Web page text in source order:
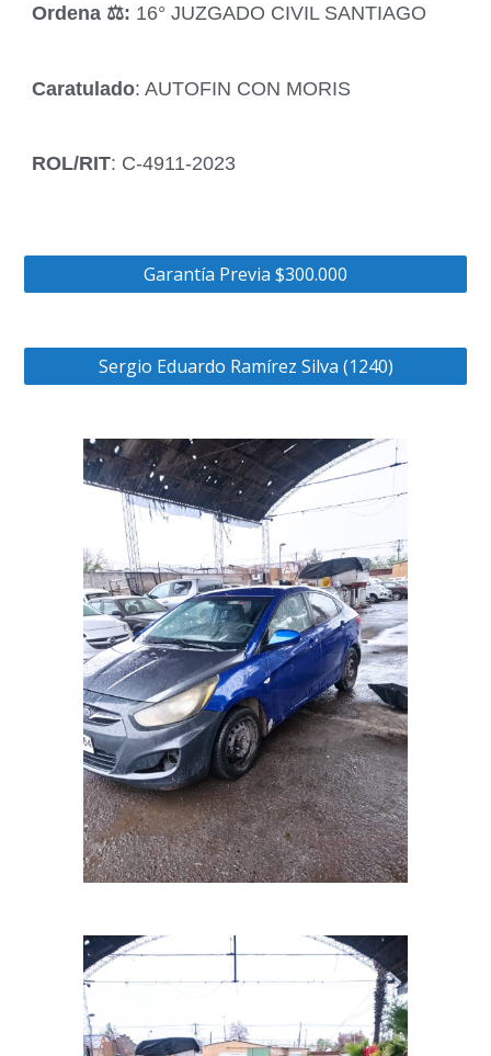
Ordena ‍⚖️: 16° JUZGADO CIVIL SANTIAGO
Caratulado: AUTOFIN CON MORIS
ROL/RIT: C-4911-2023
Garantía Previa $300.000
Sergio Eduardo Ramírez Silva (1240)